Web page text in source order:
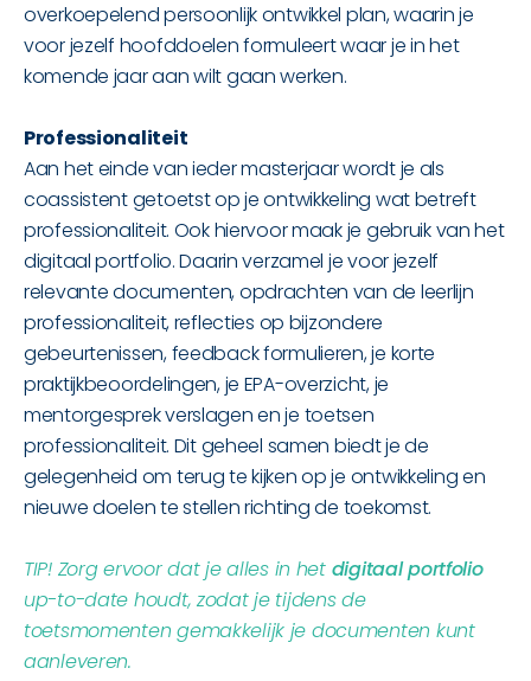
overkoepelend persoonlijk ontwikkel plan, waarin je
voor jezelf hoofddoelen formuleert waar je in het
komende jaar aan wilt gaan werken.
Professionaliteit
Aan het einde van ieder masterjaar wordt je als
coassistent getoetst op je ontwikkeling wat betreft
professionaliteit. Ook hiervoor maak je gebruik van het
digitaal portfolio. Daarin verzamel je voor jezelf
relevante documenten, opdrachten van de leerlijn
professionaliteit, reflecties op bijzondere
gebeurtenissen, feedback formulieren, je korte
praktijkbeoordelingen, je EPA-overzicht, je
mentorgesprek verslagen en je toetsen
professionaliteit. Dit geheel samen biedt je de
gelegenheid om terug te kijken op je ontwikkeling en
nieuwe doelen te stellen richting de toekomst.
TIP! Zorg ervoor dat je alles in het digitaal portfolio
up-to-date houdt, zodat je tijdens de
toetsmomenten gemakkelijk je documenten kunt
aanleveren.